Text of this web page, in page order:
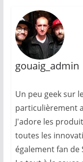
gouaig_admin
Un peu geek sur
particulièrement
J'adore les
toutes les
également fan de